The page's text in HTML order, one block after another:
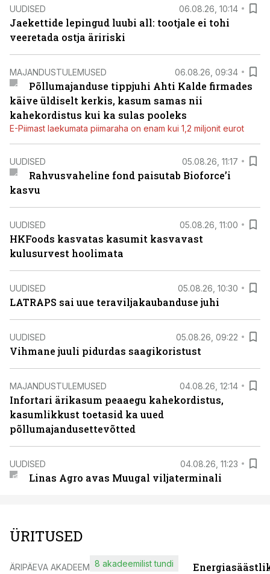
UUDISED 06.08.26, 10:14
Jaekettide lepingud luubi all: tootjale ei tohi
veeretada ostja äririski
MAJANDUSTULEMUSED 06.08.26, 09:34
Põllumajanduse tippjuhi Ahti Kalde firmades
käive üldiselt kerkis, kasum samas nii
kahekordistus kui ka sulas pooleks
E-Piimast laekumata piimaraha on enam kui 1,2 miljonit eurot
UUDISED 05.08.26, 11:17
Rahvusvaheline fond paisutab Bioforce’i
kasvu
UUDISED 05.08.26, 11:00
HKFoods kasvatas kasumit kasvavast
kulusurvest hoolimata
UUDISED 05.08.26, 10:30
LATRAPS sai uue teraviljakaubanduse juhi
UUDISED 05.08.26, 09:22
Vihmane juuli pidurdas saagikoristust
MAJANDUSTULEMUSED 04.08.26, 12:14
Infortari ärikasum peaaegu kahekordistus,
kasumlikkust toetasid ka uued
põllumajandusettevõtted
UUDISED 04.08.26, 11:23
Linas Agro avas Muugal viljaterminali
ÜRITUSED
ÄRIPÄEVA AKADEEMIA8 akadeemilist tundi